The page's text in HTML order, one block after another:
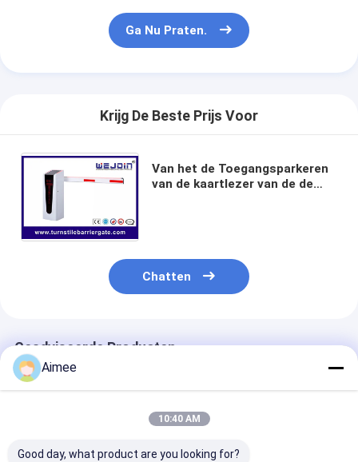
Swing barrière Gate
Sliding Gate Motor
Ga Nu Praten.
Krijg De Beste Prijs Voor
Van het de Toegangsparkeren
van de kaartlezer van de de
Chatten
Geadviseerde Producten
Aimee
10:40 AM
Good day, what product are you looking for?